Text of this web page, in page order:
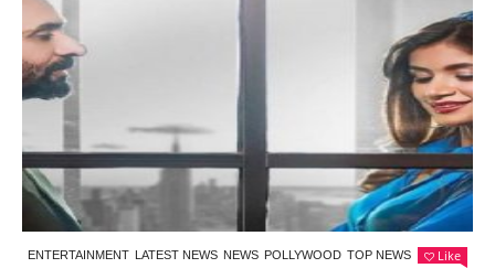
ENTERTAINMENT LATEST NEWS NEWS POLLYWOOD TOP NEWS Like